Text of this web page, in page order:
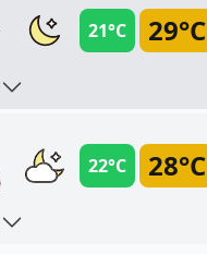
29°C
21°C
28°C
22°C